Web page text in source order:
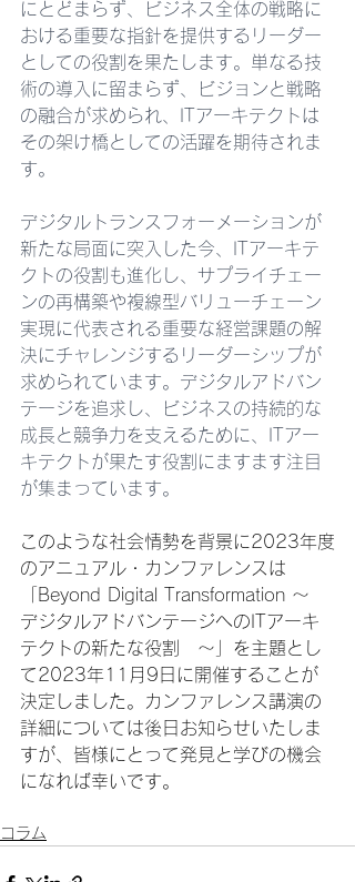
にとどまらず、ビジネス全体の戦略に
おける重要な指針を提供するリーダー
としての役割を果たします。単なる技
術の導入に留まらず、ビジョンと戦略
の融合が求められ、ITアーキテクトは
その架け橋としての活躍を期待されま
す。
デジタルトランスフォーメーションが
新たな局面に突入した今、ITアーキテ
クトの役割も進化し、サプライチェー
ンの再構築や複線型バリューチェーン
実現に代表される重要な経営課題の解
決にチャレンジするリーダーシップが
求められています。デジタルアドバン
テージを追求し、ビジネスの持続的な
成長と競争力を支えるために、ITアー
キテクトが果たす役割にますます注目
が集まっています。
このような社会情勢を背景に2023年度
のアニュアル・カンファレンスは
「Beyond Digital Transformation 〜
デジタルアドバンテージへのITアーキ
テクトの新たな役割　〜」を主題とし
て2023年11月9日に開催することが
決定しました。カンファレンス講演の
詳細については後日お知らせいたしま
すが、皆様にとって発見と学びの機会
になれば幸いです。
コラム